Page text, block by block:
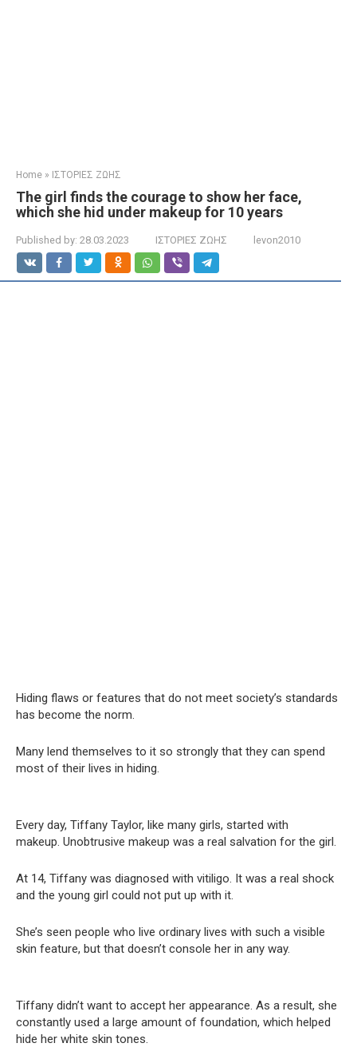
Home » ΙΣΤΟΡΙΕΣ ΖΩΗΣ
The girl finds the courage to show her face,
which she hid under makeup for 10 years
Published by: 28.03.2023 ΙΣΤΟΡΙΕΣ ΖΩΗΣ levon2010
Hiding flaws or features that do not meet society’s standards
has become the norm.
Many lend themselves to it so strongly that they can spend
most of their lives in hiding.
Every day, Tiffany Taylor, like many girls, started with
makeup. Unobtrusive makeup was a real salvation for the girl.
At 14, Tiffany was diagnosed with vitiligo. It was a real shock
and the young girl could not put up with it.
She’s seen people who live ordinary lives with such a visible
skin feature, but that doesn’t console her in any way.
Tiffany didn’t want to accept her appearance. As a result, she
constantly used a large amount of foundation, which helped
hide her white skin tones.